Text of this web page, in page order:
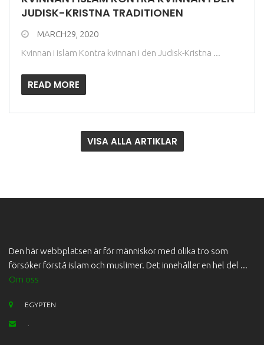
JUDISK-KRISTNA TRADITIONEN
MARCH29, 2020
Kvinnan i islam Kontra kvinnan i den Judisk-Kristna ...
READ MORE
VISA ALLA ARTIKLAR
Den här webbplatsen är för människor med olika tro som
försöker förstå islam och muslimer. Det innehåller en hel del ...
Om oss
EGYPTEN